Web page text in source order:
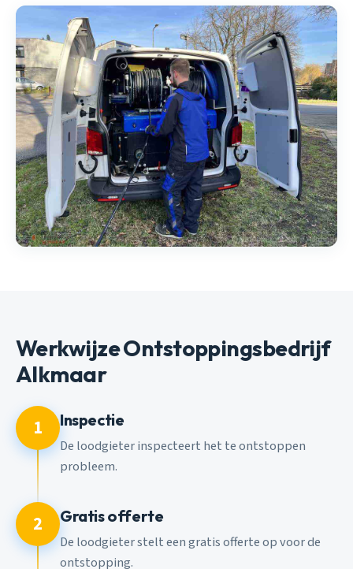
Werkwijze Ontstoppingsbedrijf
Alkmaar
1 Inspectie
De loodgieter inspecteert het te ontstoppen
probleem.
2 Gratis offerte
De loodgieter stelt een gratis offerte op voor de
ontstopping.